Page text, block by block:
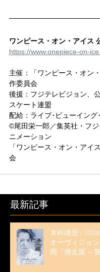
ワンピース・オン・アイス
https://www.onepiece-on-
主催：「ワンピース・オン
作委員会
後援：フジテレビジョン、
スケート連盟
配給：ライブ･ビューイング
©尾田栄一郎／集英社・フ
ニメーション
「ワンピース・オン・アイ
会
最新記事
木科雄登 / 2026
オーヴィジョ
岡「滑走屋 ～